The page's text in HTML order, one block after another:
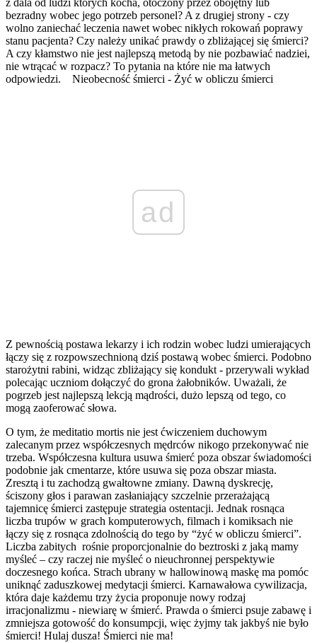
z dala od ludzi których kocha, otoczony przez obojętny lub
bezradny wobec jego potrzeb personel? A z drugiej strony - czy
wolno zaniechać leczenia nawet wobec nikłych rokowań poprawy
stanu pacjenta? Czy należy unikać prawdy o zbliżającej się śmierci?
A czy kłamstwo nie jest najlepszą metodą by nie pozbawiać nadziei,
nie wtrącać w rozpacz? To pytania na które nie ma łatwych
odpowiedzi. Nieobecność śmierci - Żyć w obliczu śmierci
ad
Z pewnością postawa lekarzy i ich rodzin wobec ludzi umierających
łączy się z rozpowszechnioną dziś postawą wobec śmierci. Podobno
starożytni rabini, widząc zbliżający się kondukt - przerywali wykład
polecając uczniom dołączyć do grona żałobników. Uważali, że
pogrzeb jest najlepszą lekcją mądrości, dużo lepszą od tego, co
mogą zaoferować słowa.
O tym, że meditatio mortis nie jest ćwiczeniem duchowym
zalecanym przez współczesnych mędrców nikogo przekonywać nie
trzeba. Współczesna kultura usuwa śmierć poza obszar świadomości
podobnie jak cmentarze, które usuwa się poza obszar miasta.
Zresztą i tu zachodzą gwałtowne zmiany. Dawną dyskrecję,
ściszony głos i parawan zasłaniający szczelnie przerażającą
tajemnicę śmierci zastępuje strategia ostentacji. Jednak rosnąca
liczba trupów w grach komputerowych, filmach i komiksach nie
łączy się z rosnąca zdolnością do tego by “żyć w obliczu śmierci”.
Liczba zabitych rośnie proporcjonalnie do beztroski z jaką mamy
myśleć – czy raczej nie myśleć o nieuchronnej perspektywie
doczesnego końca. Strach ubrany w hallowinową maskę ma pomóc
uniknąć zaduszkowej medytacji śmierci. Karnawałowa cywilizacja,
która daje każdemu trzy życia proponuje nowy rodzaj
irracjonalizmu - niewiarę w śmierć. Prawda o śmierci psuje zabawę i
zmniejsza gotowość do konsumpcji, więc żyjmy tak jakbyś nie było
śmierci! Hulaj dusza! Śmierci nie ma!